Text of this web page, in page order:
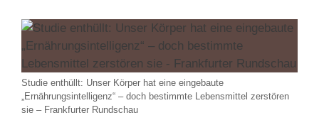
Studie enthüllt: Unser Körper hat eine eingebaute
„Ernährungsintelligenz“ – doch bestimmte Lebensmittel zerstören
sie – Frankfurter Rundschau